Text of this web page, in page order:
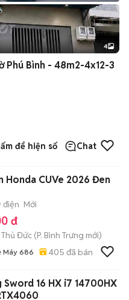
4
Phú Bình - 48m2-4x12-3
để hiện số Chat
Honda CUVe 2026 Đen
điện Mới
đ
Đức (P. Bình Trưng mới)
Máy 686 405 đã bán
Sword 16 HX i7 14700HX